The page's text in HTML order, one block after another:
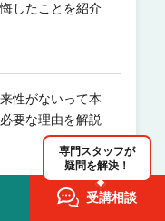
したことを紹介
性がないって本
要な理由を解説
臨床工学技士の試験
専門スタッフが
疑問を解決！
受講相談